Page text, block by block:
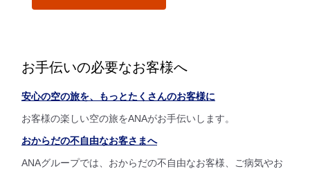
お手伝いの必要なお客様へ
安心の空の旅を、もっとたくさんのお客様に
お客様の楽しい空の旅をANAがお手伝いします。
おからだの不自由なお客さまへ
ANAグループでは、おからだの不自由なお客様、ご病気やお